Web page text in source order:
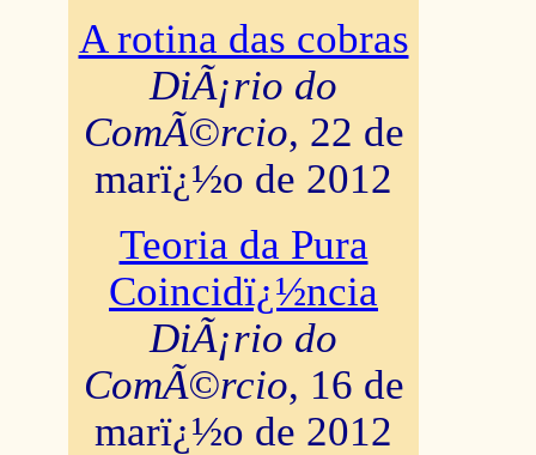
A rotina das cobras
DiÃ¡rio do
ComÃ©rcio, 22 de
marï¿½o de 2012
Teoria da Pura
Coincidï¿½ncia
DiÃ¡rio do
ComÃ©rcio, 16 de
marï¿½o de 2012